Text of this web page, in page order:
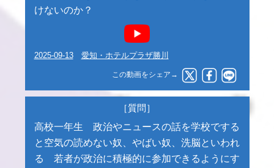
けないのか？
2025-09-13 愛知・ホテルプラザ勝川
この動画をシェア→
［質問］
高校一年生 政治やニュースの話を学校でする
と空気の読めない奴、やばい奴、洗脳といわれ
る 若者が政治に積極的に参加できるようにす